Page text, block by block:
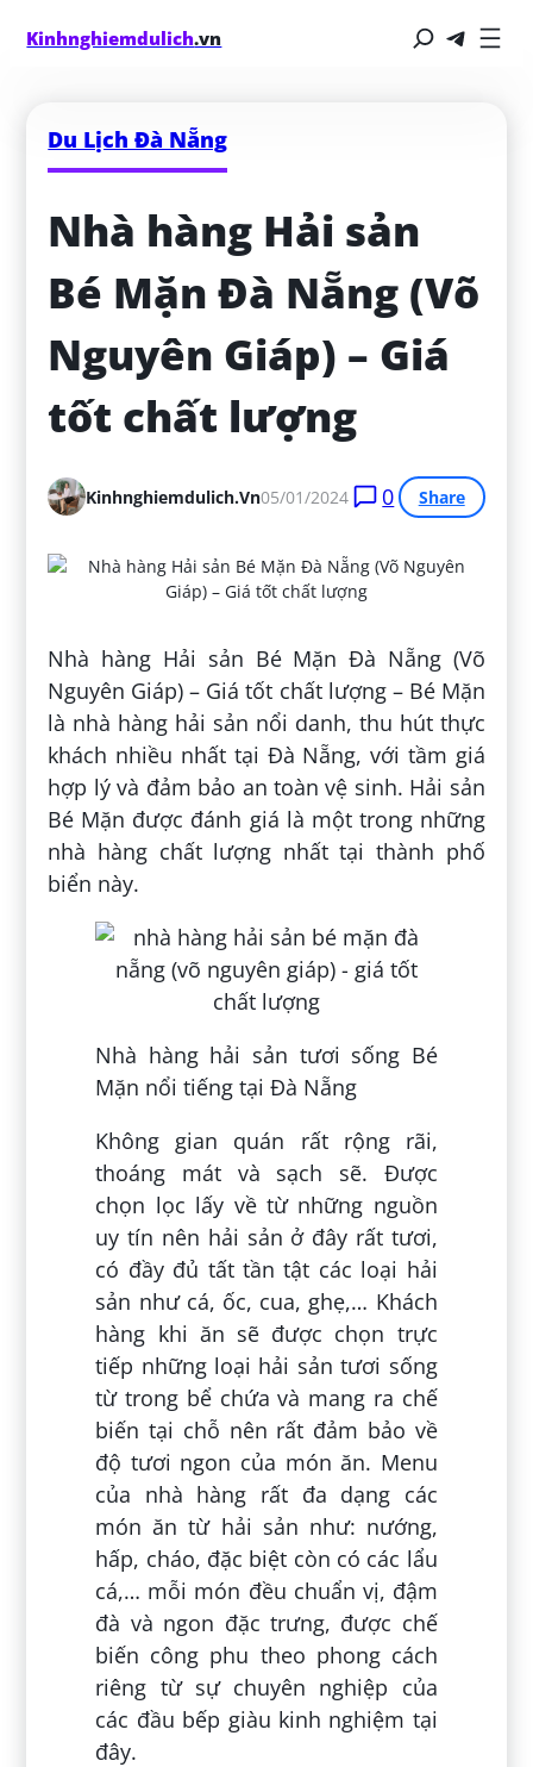
Kinhnghiemdulich.vn
Du Lịch Đà Nẵng
Nhà hàng Hải sản
Bé Mặn Đà Nẵng (Võ
Nguyên Giáp) – Giá
tốt chất lượng
Kinhnghiemdulich.vn05/01/2024 0 Share
Nhà hàng Hải sản Bé Mặn Đà Nẵng (Võ
Nguyên Giáp) – Giá tốt chất lượng – Bé Mặn
là nhà hàng hải sản nổi danh, thu hút thực
khách nhiều nhất tại Đà Nẵng, với tầm giá
hợp lý và đảm bảo an toàn vệ sinh. Hải sản
Bé Mặn được đánh giá là một trong những
nhà hàng chất lượng nhất tại thành phố
biển này.
Nhà hàng hải sản tươi sống Bé
Mặn nổi tiếng tại Đà Nẵng
Không gian quán rất rộng rãi,
thoáng mát và sạch sẽ. Được
chọn lọc lấy về từ những nguồn
uy tín nên hải sản ở đây rất tươi,
có đầy đủ tất tần tật các loại hải
sản như cá, ốc, cua, ghẹ,… Khách
hàng khi ăn sẽ được chọn trực
tiếp những loại hải sản tươi sống
từ trong bể chứa và mang ra chế
biến tại chỗ nên rất đảm bảo về
độ tươi ngon của món ăn. Menu
của nhà hàng rất đa dạng các
món ăn từ hải sản như: nướng,
hấp, cháo, đặc biệt còn có các lẩu
cá,… mỗi món đều chuẩn vị, đậm
đà và ngon đặc trưng, được chế
biến công phu theo phong cách
riêng từ sự chuyên nghiệp của
các đầu bếp giàu kinh nghiệm tại
đây.